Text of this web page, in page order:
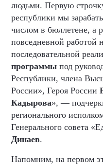
людьми. Первую
республики мы
числом в бюллетене, а
повседневной работой
последовательной
программы под
Республики, члена
России», Героя России
Кадырова», —
регионального
Генерального совета
Динаев.
Напомним, на первом